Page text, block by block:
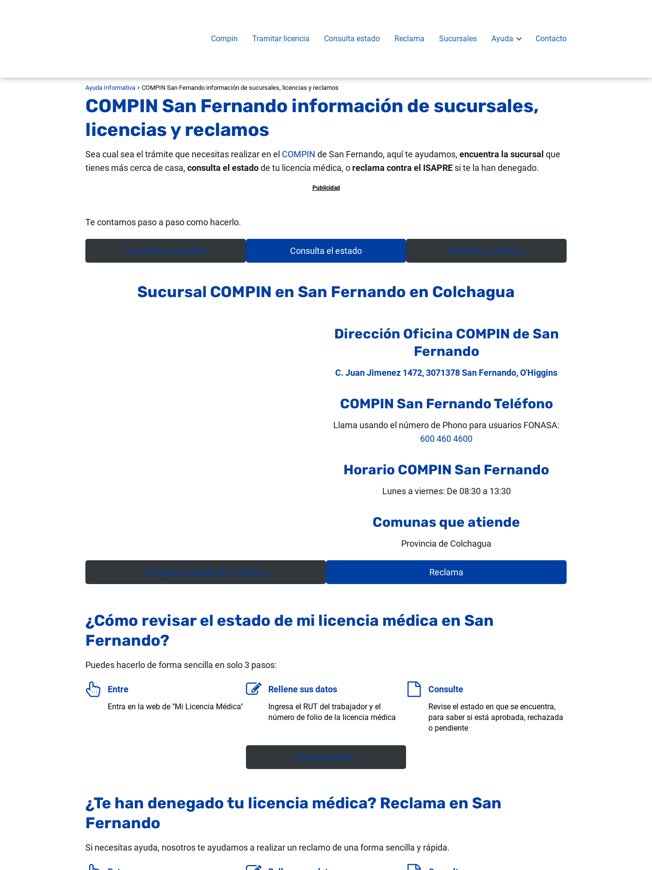
Compin Tramitar licencia Consulta estado Reclama Sucursales Ayuda Contacto
Ayuda Informativa COMPIN San Fernando información de sucursales, licencias y reclamos
COMPIN San Fernando información de sucursales,
licencias y reclamos
Sea cual sea el trámite que necesitas realizar en el COMPIN de San Fernando, aquí te ayudamos, encuentra la sucursal que
tienes más cerca de casa, consulta el estadode tu licencia médica, o reclama contra el ISAPRE si te la han denegado.
Te contamos paso a paso como hacerlo.
Consultar sucursales Consulta el estado Reclama tu licencia
Sucursal COMPIN en San Fernando en Colchagua
Dirección Oficina COMPIN de San
Fernando
C. Juan Jimenez 1472, 3071378 San Fernando, O'Higgins
COMPIN San Fernando Teléfono
Llama usando el número de Phono para usuarios FONASA:
600 460 4600
Horario COMPIN San Fernando
Lunes a viernes: De 08:30 a 13:30
Comunas que atiende
Provincia de Colchagua
Comprobar estado de mi licencia Reclama
¿Cómo revisar el estado de mi licencia médica en San
Fernando?
Puedes hacerlo de forma sencilla en solo 3 pasos:
Entre
Entra en la web de "Mi Licencia Médica"
Rellene sus datos
Ingresa el RUT del trabajador y el
número de folio de la licencia médica
Consulte
Revise el estado en que se encuentra,
para saber si está aprobada, rechazada
o pendiente
Revisar estado
¿Te han denegado tu licencia médica? Reclama en San
Fernando
Si necesitas ayuda, nosotros te ayudamos a realizar un reclamo de una forma sencilla y rápida.